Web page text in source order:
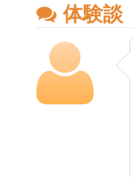
体験談